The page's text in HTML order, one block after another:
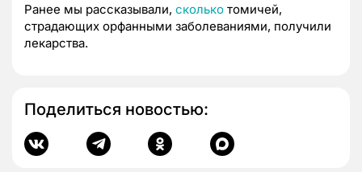
Ранее мы рассказывали, сколько томичей,
страдающих орфанными заболеваниями, получили
лекарства.
Поделиться новостью: